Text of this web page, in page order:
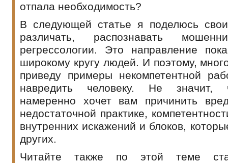
отпала необходимость?
В следующей статье я поделюсь
различать, распознавать
регрессологии. Это направление
широкому кругу людей. И поэтому,
приведу примеры некомпетентной
навредить человеку. Не значит,
намеренно хочет вам причинить
недостаточной практике,
внутренних искажений и блоков,
других.
Читайте также по этой теме